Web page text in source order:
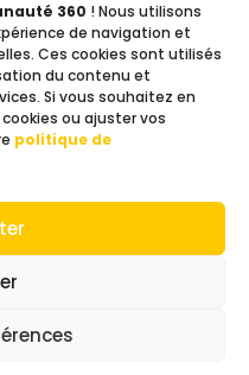
360 ! Nous utilisons
de navigation et
Ces cookies sont utilisés
du contenu et
Si vous souhaitez en
ou ajuster vos
politique de
32